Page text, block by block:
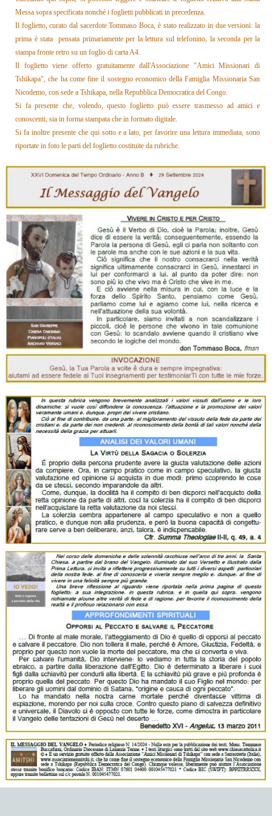
Messa sopra specificata nonché i foglietti pubblicati in precedenza.
Il foglietto, curato dal sacerdote Tommaso Boca, è stato realizzato in due versioni: la
prima è stata pensata primariamente per la lettura sul telefonino, la seconda per la
stampa fronte retro su un foglio di carta A4.
Il fogliettoviene offerto gratuitamente dall'Associazione "Amici Missionari di
Tshikapa", che ha come fine il sostegno economico della Famiglia Missionaria San
Nicodemo, con sede a Tshikapa, nella Repubblica Democratica del Congo.
Si fa presente che, volendo, questo foglietto può essere trasmesso ad amici e
conoscenti, sia in forma stampata che in formato digitale.
Si fa inoltre presente che qui sotto e a lato, per favorire una lettura immediata, sono
riportate in foto le parti del foglietto costituite da rubriche.